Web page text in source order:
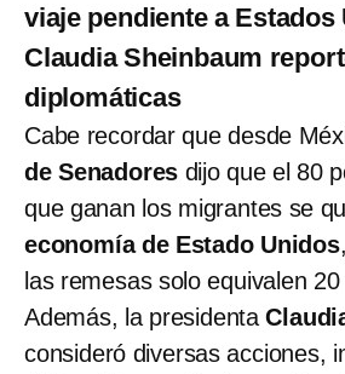
viaje pendiente a Estados
Claudia Sheinbaum
diplomáticas
Cabe recordar que desde
de Senadores dijo que el 80
que ganan los migrantes se
economía de Estado Unidos
las remesas solo equivalen
Además, la presidenta
consideró diversas acciones,